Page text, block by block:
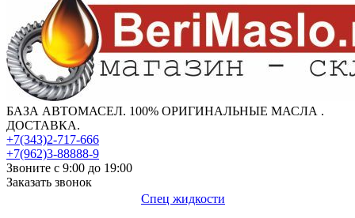
БАЗА АВТОМАСЕЛ. 100% ОРИГИНАЛЬНЫЕ МАСЛА .
ДОСТАВКА.
+7(343)2-717-666
+7(962)3-88888-9
Звоните с 9:00 до 19:00
Заказать звонок
Спец жидкости